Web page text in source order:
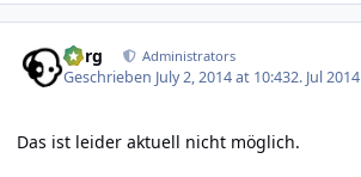
borg Administrators
Geschrieben July 2, 2014 at 10:432. Jul 2014
Das ist leider aktuell nicht möglich.